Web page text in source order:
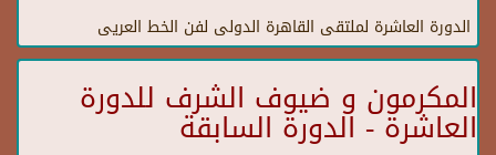
الدورة العاشرة لملتقى القاهرة الدولى لفن الخط العريى
المكرمون و ضيوف الشرف للدورة
العاشرة - الدورة السابقة